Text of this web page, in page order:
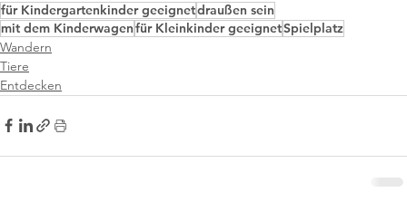
für Kindergartenkinder geeignetdraußen sein
mit dem Kinderwagenfür Kleinkinder geeignetSpielplatz
Wandern
Tiere
Entdecken